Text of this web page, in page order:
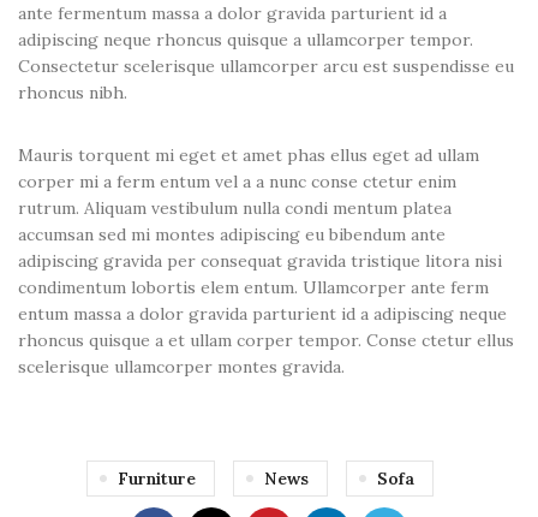
ante fermentum massa a dolor gravida parturient id a
adipiscing neque rhoncus quisque a ullamcorper tempor.
Consectetur scelerisque ullamcorper arcu est suspendisse eu
rhoncus nibh.
Mauris torquent mi eget et amet phas ellus eget ad ullam
corper mi a ferm entum vel a a nunc conse ctetur enim
rutrum. Aliquam vestibulum nulla condi mentum platea
accumsan sed mi montes adipiscing eu bibendum ante
adipiscing gravida per consequat gravida tristique litora nisi
condimentum lobortis elem entum. Ullamcorper ante ferm
entum massa a dolor gravida parturient id a adipiscing neque
rhoncus quisque a et ullam corper tempor. Conse ctetur ellus
scelerisque ullamcorper montes gravida.
Furniture News Sofa